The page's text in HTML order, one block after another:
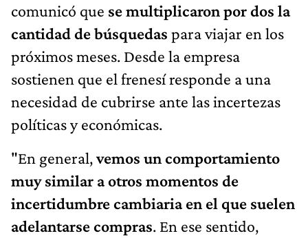
comunicó que se multiplicaron por dos la
cantidad de búsquedas para viajar en los
próximos meses. Desde la empresa
sostienen que el frenesí responde a una
necesidad de cubrirse ante las incertezas
políticas y económicas.
"En general,vemos un comportamiento
muy similar a otros momentos de
incertidumbre cambiaria en el que suelen
adelantarse compras. En ese sentido,